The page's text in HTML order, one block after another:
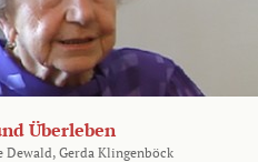
Überleben
Dewald,Gerda Klingenböck